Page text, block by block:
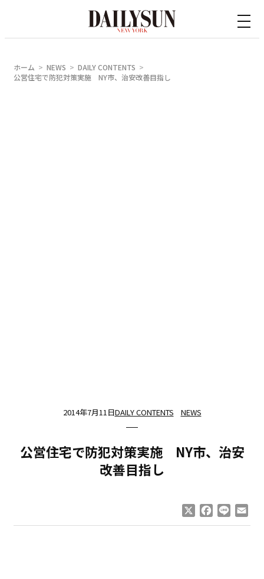
ホーム NEWS
DAILY CONTENTS
公営住宅で防犯対策実施 NY市、治安改善目指し
2014年7月11日DAILY CONTENTS NEWS
公営住宅で防犯対策実施 NY市、治安
改善目指し
Facebook
Line